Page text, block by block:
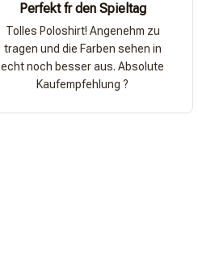
Perfekt fr den Spieltag
Tolles Poloshirt! Angenehm zu
tragen und die Farben sehen in
echt noch besser aus. Absolute
Kaufempfehlung ?